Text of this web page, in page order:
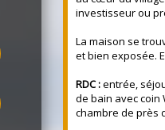
investisseur ou
La maison se
et bien exposée.
RDC :entrée,
de bain avec coin
chambre de près